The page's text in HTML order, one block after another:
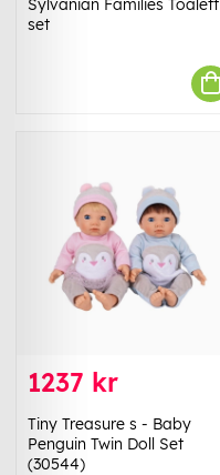
Sylvanian Families Toalett
set
1237 kr
Tiny Treasure s - Baby
Penguin Twin Doll Set
(30544)